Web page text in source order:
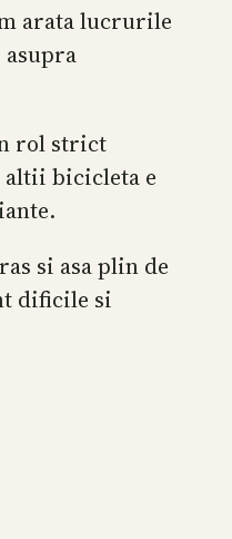
arata lucrurile
rol strict
bicicleta e
si asa plin de
dificile si